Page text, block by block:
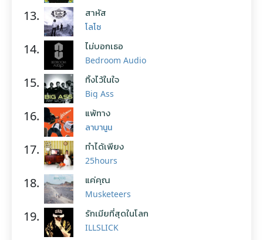
13. สาหัส
โลโซ
14. ไม่บอกเธอ
Bedroom Audio
15. ทิ้งไว้ในใจ
Big Ass
16. แพ้ทาง
ลาบานูน
17. ทำได้เพียง
25hours
18. แค่คุณ
Musketeers
19. รักเมียที่สุดในโลก
ILLSLICK